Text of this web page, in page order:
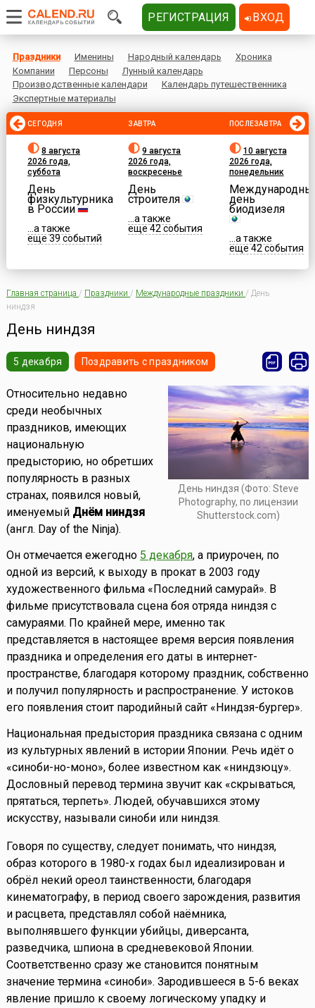
Праздники Именины Народный календарь
Хроника
Компании
Персоны
Лунный календарь
Производственные календари
Календарь путешественника
Экспертные материалы
СЕГОДНЯ
8 августа
2026 года,
суббота
День
физкультурника
в России
...а также
еще 39 событий
ЗАВТРА
9 августа
2026 года,
воскресенье
День
строителя
...а также
еще 42 события
ПОСЛЕЗАВТРА
10 августа
2026 года,
понедельник
день
биодизеля
...а также
еще 42 события
Главная страница / Праздники / Международные праздники / День
ниндзя
День ниндзя
5 декабря Поздравить с праздником
День ниндзя (Фото: Steve
Photography, по лицензии
Shutterstock.com)
Относительно недавно
среди необычных
праздников, имеющих
национальную
предысторию, но обретших
популярность в разных
странах, появился новый,
именуемый Днём ниндзя
(англ. Day of the Ninja).
Он отмечается ежегодно 5 декабря, а приурочен, по
одной из версий, к выходу в прокат в 2003 году
художественного фильма «Последний самурай». В
фильме присутствовала сцена боя отряда ниндзя с
самураями. По крайней мере, именно так
представляется в настоящее время версия появления
праздника и определения его даты в интернет-
пространстве, благодаря которому праздник, собственно
и получил популярность и распространение. У истоков
его появления стоит пародийный сайт «Ниндзя-бургер».
Национальная предыстория праздника связана с одним
из культурных явлений в истории Японии. Речь идёт о
«синоби-но-моно», более известном как «ниндзюцу».
Дословный перевод термина звучит как «скрываться,
прятаться, терпеть». Людей, обучавшихся этому
искусству, называли синоби или ниндзя.
Говоря по существу, следует понимать, что ниндзя,
образ которого в 1980-х годах был идеализирован и
обрёл некий ореол таинственности, благодаря
кинематографу, в период своего зарождения, развития
и расцвета, представлял собой наёмника,
выполнявшего функции убийцы, диверсанта,
разведчика, шпиона в средневековой Японии.
Соответственно сразу же становится понятным
значение термина «синоби». Зародившееся в 5-6 веках
явление пришло к своему логическому упадку и
РЕГИСТРАЦИЯ ВХОД